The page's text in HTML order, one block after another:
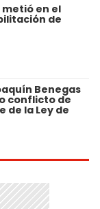
en el
de
Benegas
conflicto de
de la Ley de